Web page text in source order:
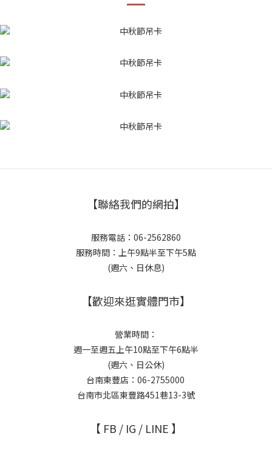
【聯絡我們的網拍】
服務電話：06-2562860
服務時間：上午9點半至下午5點
(週六、日休息)
【歡迎來逛實體門市】
營業時間：
週一至週五上午10點至下午6點半
(週六、日公休)
台南東豐店：06-2755000
台南市北區東豐路451巷13-3號
【 FB / IG / LINE 】